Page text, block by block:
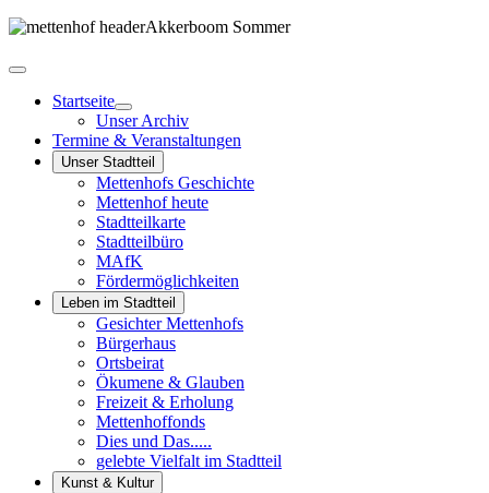
Startseite
Unser Archiv
Termine & Veranstaltungen
Unser Stadtteil
Mettenhofs Geschichte
Mettenhof heute
Stadtteilkarte
Stadtteilbüro
MAfK
Fördermöglichkeiten
Leben im Stadtteil
Gesichter Mettenhofs
Bürgerhaus
Ortsbeirat
Ökumene & Glauben
Freizeit & Erholung
Mettenhoffonds
Dies und Das.....
gelebte Vielfalt im Stadtteil
Kunst & Kultur